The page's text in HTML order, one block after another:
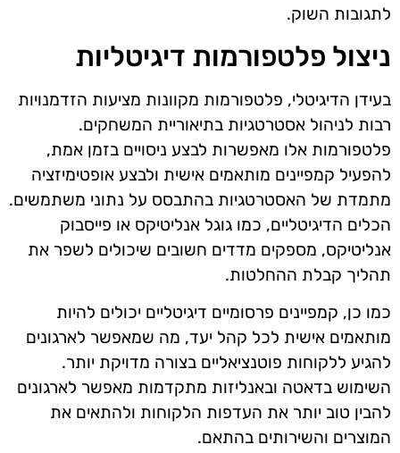
לתגובות השוק.
ניצול פלטפורמות דיגיטליות
בעידן הדיגיטלי, פלטפורמות מקוונות מציעות הזדמנויות
רבות לניהול אסטרטגיות בתיאוריית המשחקים.
פלטפורמות אלו מאפשרות לבצע ניסויים בזמן אמת,
להפעיל קמפיינים מותאמים אישית ולבצע אופטימיזציה
מתמדת של האסטרטגיות בהתבסס על נתוני משתמשים.
הכלים הדיגיטליים, כמו גוגל אנליטיקס או פייסבוק
אנליטיקס, מספקים מדדים חשובים שיכולים לשפר את
תהליך קבלת ההחלטות.
כמו כן, קמפיינים פרסומיים דיגיטליים יכולים להיות
מותאמים אישית לכל קהל יעד, מה שמאפשר לארגונים
להגיע ללקוחות פוטנציאליים בצורה מדויקת יותר.
השימוש בדאטה ובאנליזות מתקדמות מאפשר לארגונים
להבין טוב יותר את העדפות הלקוחות ולהתאים את
המוצרים והשירותים בהתאם.